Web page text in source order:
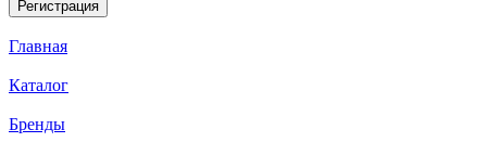
Главная
Каталог
Бренды